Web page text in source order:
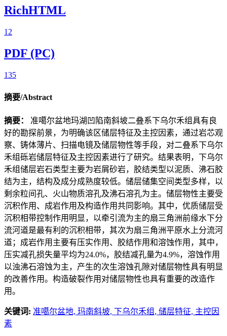
RichHTML
12
PDF (PC)
135
摘要/Abstract
摘要： 准噶尔盆地玛湖凹陷南斜坡二叠系下乌尔禾组具有良
好的勘探前景，为明确该区储层特征及主控因素，通过岩芯观
察、铸体薄片、扫描电镜及储层物性等手段，对二叠系下乌尔
禾组砾岩储层特征及主控因素进行了研究。结果表明，下乌尔
禾组储层岩石类型主要为岩屑砂岩，胶结类型以泥质、沸石胶
结为主，结构及成分成熟度较低。储层储集空间类型多样，以
剩余粒间孔、火山物质溶孔及沸石溶孔为主。储层物性主要受
沉积作用、成岩作用及构造作用共同影响。其中，优质储层受
沉积相带控制作用明显，以牵引流为主的扇三角洲前缘水下分
流河道是最有利的沉积相带，其次为扇三角洲平原水上分流河
道；成岩作用主要有压实作用、胶结作用和溶蚀作用，其中，
压实减孔损失量平均为24.0%，胶结减孔量为4.9%，溶蚀作用
以浊沸石溶蚀为主，产生的次生溶蚀孔隙对储层物性具有明显
的改善作用。构造破裂作用对储层物性也具有重要的改造作
用。
关键词: 准噶尔盆地, 玛南斜坡, 下乌尔禾组, 储层特征, 主控因
素